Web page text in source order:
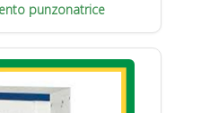
punzonatrice